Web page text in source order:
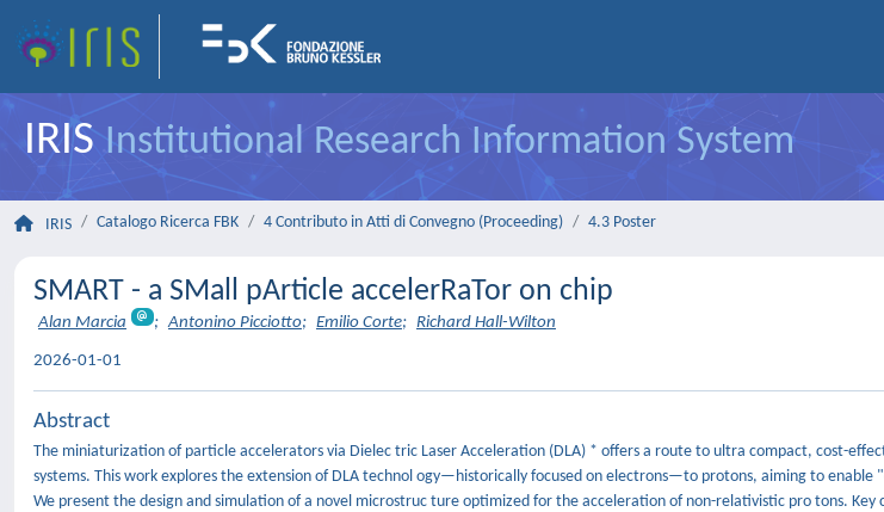
IRISInstitutional Research Information System
IRIS Catalogo Ricerca FBK 4 Contributo in Atti di Convegno (Proceeding) 4.3 Poster
SMART - a SMall pArticle accelerRaTor on chip
Alan Marcia ; Antonino Picciotto; Emilio Corte; Richard Hall-Wilton
2026-01-01
Abstract
The miniaturization of particle accelerators via Dielec tric Laser Acceleration (DLA) * offers a route to ultra compact, cost-
systems. This work explores the extension of DLA technol ogy—historically focused on electrons—to protons, aiming to enable
We present the design and simulation of a novel microstruc ture optimized for the acceleration of non-relativistic pro tons. Key